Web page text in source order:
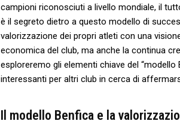
campioni riconosciuti ⁤a livello⁣ mondiale, il
è il segreto dietro a ‍questo modello‌ di
valorizzazione dei ⁢propri atleti con una
economica del club, ma anche la continua
esploreremo gli elementi ‌chiave ‌del
interessanti per altri club ​in cerca di‍
Il modello Benfica e la